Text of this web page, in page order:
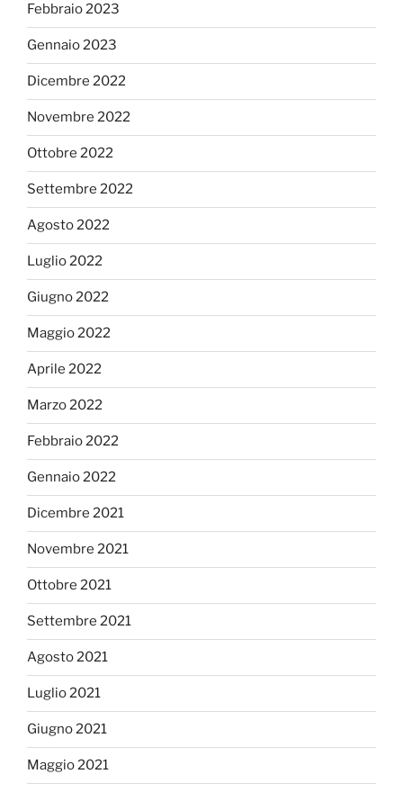
Febbraio 2023
Gennaio 2023
Dicembre 2022
Novembre 2022
Ottobre 2022
Settembre 2022
Agosto 2022
Luglio 2022
Giugno 2022
Maggio 2022
Aprile 2022
Marzo 2022
Febbraio 2022
Gennaio 2022
Dicembre 2021
Novembre 2021
Ottobre 2021
Settembre 2021
Agosto 2021
Luglio 2021
Giugno 2021
Maggio 2021